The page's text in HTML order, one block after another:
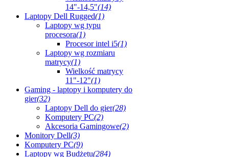
14"-14,5"(14)
Laptopy Dell Rugged(1)
Laptopy wg typu
procesora(1)
Procesor intel i5(1)
Laptopy wg rozmiaru
matrycy(1)
Wielkość matrycy
11"-12"(1)
Gaming - laptopy i komputery do
gier(32)
Laptopy Dell do gier(28)
Komputery PC(2)
Akcesoria Gamingowe(2)
Monitory Dell(3)
Komputery PC(9)
Laptopy wg Budżetu(284)